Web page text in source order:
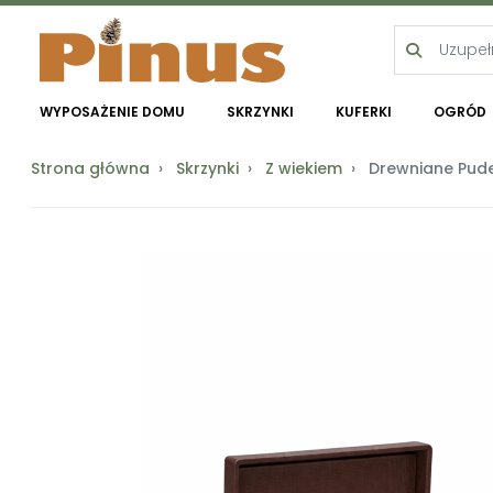
WYPOSAŻENIE DOMU SKRZYNKI KUFERKI OGRÓD
Strona główna Skrzynki Z wiekiem Drewniane